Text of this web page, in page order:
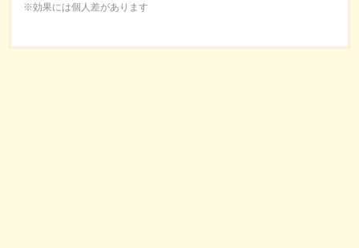
※効果には個人差があります